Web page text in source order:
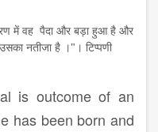
में वह पैदा और बड़ा हुआ है और
उसका नतीजा है ।"। टिप्पणी
is outcome of an
has been born and